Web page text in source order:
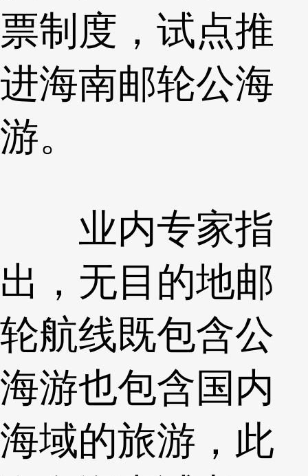
票制度，试点推
进海南邮轮公海
游。
业内专家指
出，无目的地邮
轮航线既包含公
海游也包含国内
海域的旅游，此